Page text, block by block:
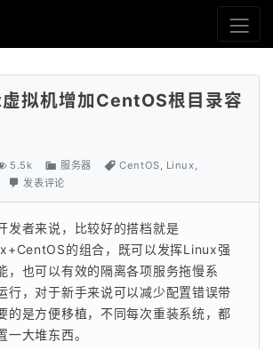
拟机增加CentOS根目录容
5.5k 服务器 CentOS, Linux,
发表评论
发者来说，比较好的搭档就是
的组合，既可以发挥Linux强
，也可以有效的隔离各项服务拖慢系
行，对于新手来说可以减少配置错误带
的是方便移植，不同每次重装系统，都
一大堆东西。